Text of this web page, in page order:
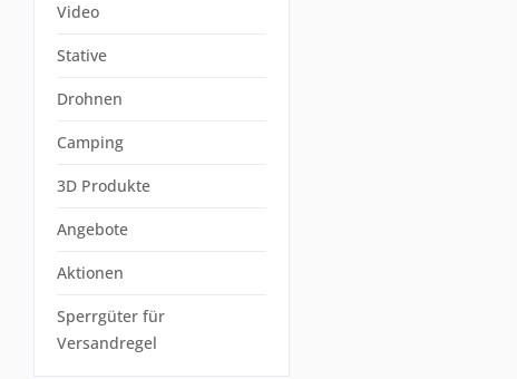
Video
Stative
Drohnen
Camping
3D Produkte
Angebote
Aktionen
Sperrgüter für
Versandregel